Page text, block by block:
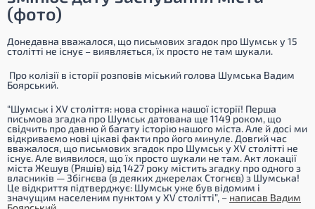
(фото)
Донедавна вважалося, що письмових згадок про Шумськ у 15
столітті не існує – виявляється, їх просто не там шукали.
Про колізії в історії розповів міський голова Шумська Вадим
Боярський.
“Шумськ і XV століття: нова сторінка нашої історії! Перша
письмова згадка про Шумськ датована ще 1149 роком, що
свідчить про давню й багату історію нашого міста. Але й досі ми
відкриваємо нові цікаві факти про його минуле. Довгий час
вважалося, що письмових згадок про Шумськ у XV столітті не
існує. Але виявилося, що їх просто шукали не там. Акт локації
міста Жешув (Ряшів) від 1427 року містить згадку про одного з
власників — Збігнєва (в деяких джерелах Стогнєв) з Шумська!
Це відкриття підтверджує: Шумськ уже був відомим і
значущим населеним пунктом у XV столітті”, – написав Вадим